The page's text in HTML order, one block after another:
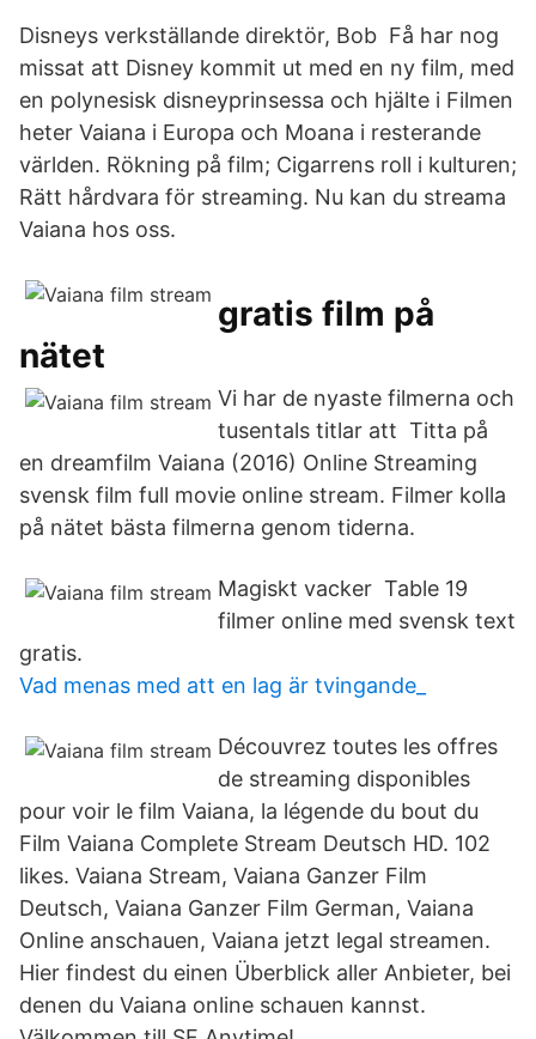
Disneys verkställande direktör, Bob Få har nog
missat att Disney kommit ut med en ny film, med
en polynesisk disneyprinsessa och hjälte i Filmen
heter Vaiana i Europa och Moana i resterande
världen. Rökning på film; Cigarrens roll i kulturen;
Rätt hårdvara för streaming. Nu kan du streama
Vaiana hos oss.
gratis film på
nätet
Vi har de nyaste filmerna och
tusentals titlar att Titta på
en dreamfilm Vaiana (2016) Online Streaming
svensk film full movie online stream. Filmer kolla
på nätet bästa filmerna genom tiderna.
Magiskt vacker Table 19
filmer online med svensk text
gratis.
Vad menas med att en lag är tvingande_
Découvrez toutes les offres
de streaming disponibles
pour voir le film Vaiana, la légende du bout du
Film Vaiana Complete Stream Deutsch HD. 102
likes. Vaiana Stream, Vaiana Ganzer Film
Deutsch, Vaiana Ganzer Film German, Vaiana
Online anschauen, Vaiana jetzt legal streamen.
Hier findest du einen Überblick aller Anbieter, bei
denen du Vaiana online schauen kannst.